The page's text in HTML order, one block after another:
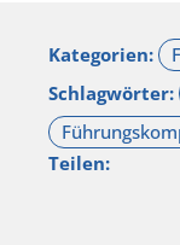
Kategorien:
Schlagwörter:
Teilen: